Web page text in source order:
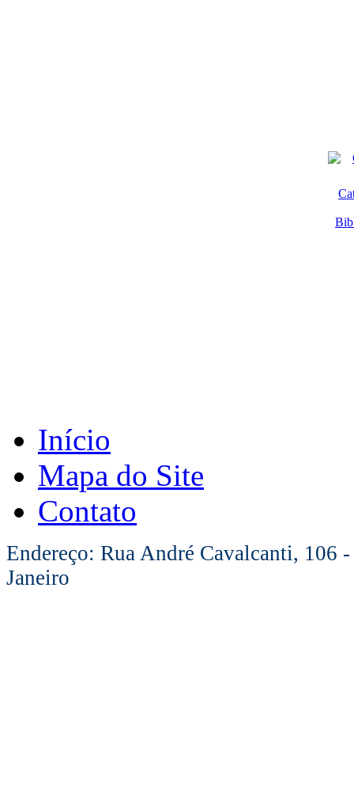
Início
Mapa do Site
Contato
Endereço: Rua André Cavalcanti, 106
Janeiro